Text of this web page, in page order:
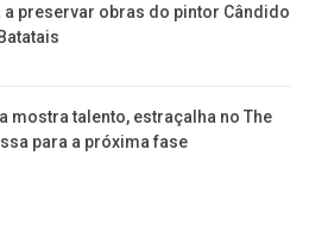
a preservar obras do pintor Cândido
mostra talento, estraçalha no The
para a próxima fase